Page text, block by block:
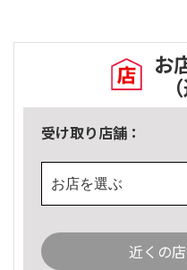
お
受け取り店舗：
お店を選ぶ
近くの